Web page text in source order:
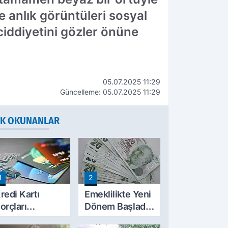
anlık görüntüleri sosyal
gözler önüne
05.07.2025 11:29
Güncelleme: 05.07.2025 11:29
OKUNANLAR
Kartı
mi?
2
Emeklilikte Yeni
Dönem Başladı!
SGK'dan E-